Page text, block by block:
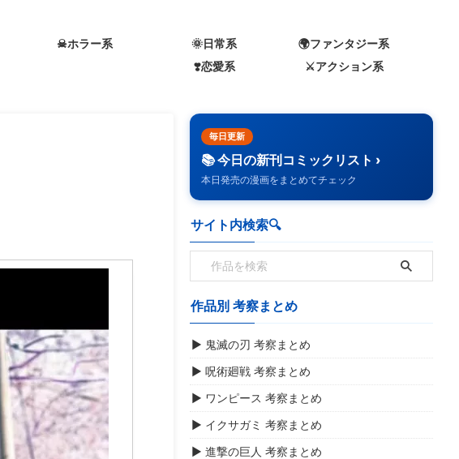
☠ホラー系 🌞日常系
🌍️ファンタジー系
❣️恋愛系
⚔️アクション系
毎日更新
📚 今日の新刊コミックリスト ›
本日発売の漫画をまとめてチェック
サイト内検索🔍️
作品別 考察まとめ
▶ 鬼滅の刃 考察まとめ
▶ 呪術廻戦 考察まとめ
▶ ワンピース 考察まとめ
▶ イクサガミ 考察まとめ
▶ 進撃の巨人 考察まとめ